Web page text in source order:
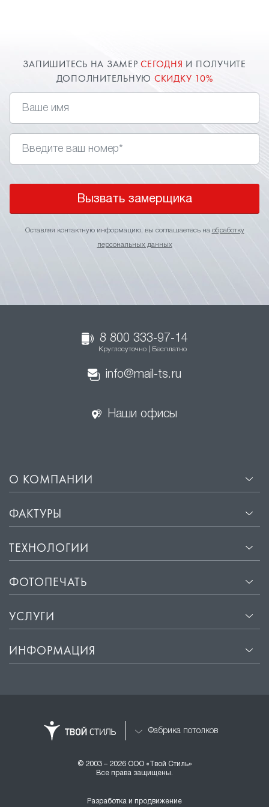
ЗАПИШИТЕСЬ НА ЗАМЕРСЕГОДНЯ И ПОЛУЧИТЕ
ДОПОЛНИТЕЛЬНУЮ СКИДКУ 10%
Вызвать замерщика
Оставляя контактную информацию, вы соглашаетесь на обработку
персональных данных
8 800 333-97-14
Круглосуточно | Бесплатно
info@mail-ts.ru
Наши офисы
О КОМПАНИИ
ФАКТУРЫ
ТЕХНОЛОГИИ
ФОТОПЕЧАТЬ
УСЛУГИ
ИНФОРМАЦИЯ
Фабрика потолков
© 2003 – 2026 ООО «Твой Стиль»
Все права защищены.
Разработка и продвижение